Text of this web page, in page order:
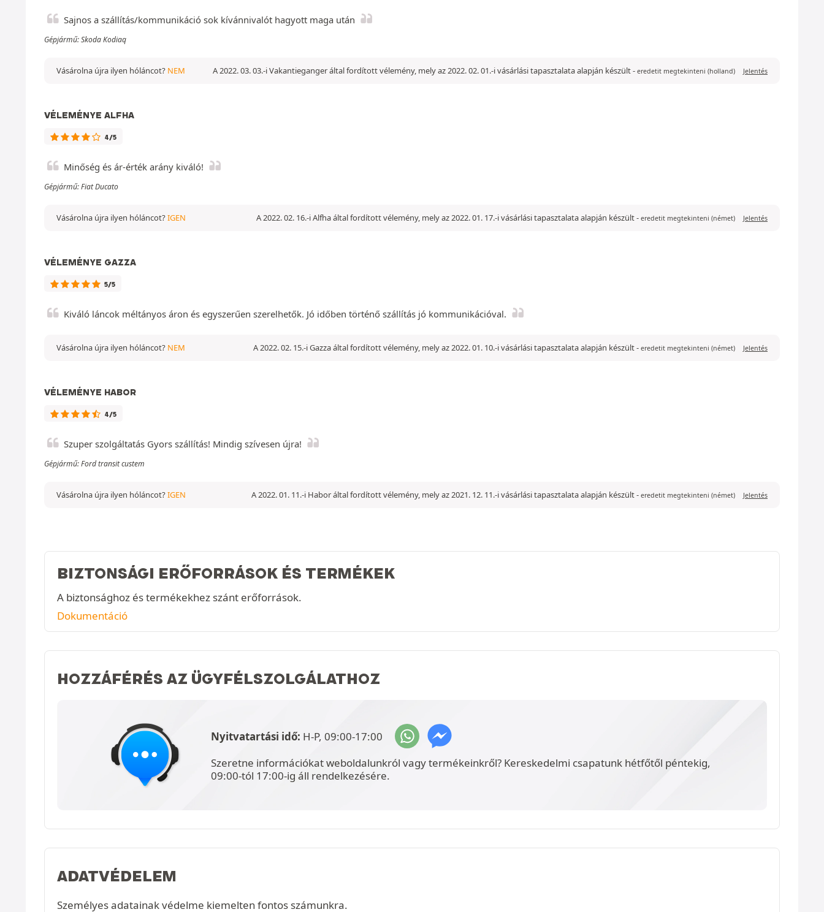
Sajnos a szállítás/kommunikáció sok kívánnivalót hagyott maga után
Gépjármű: Skoda Kodiaq
A 2022. 03. 03.-i Vakantieganger által fordított vélemény, mely az 2022. 02. 01.-i vásárlási tapasztalata alapján készült- eredetit megtekinteni (holland) Jelentés
Vásárolna újra ilyen hóláncot? NEM
VÉLEMÉNYE ALFHA
4/5
Minőség és ár-érték arány kiváló!
Gépjármű: Fiat Ducato
A 2022. 02. 16.-i Alfha által fordított vélemény, mely az 2022. 01. 17.-i vásárlási tapasztalata alapján készült- eredetit megtekinteni (német) Jelentés
Vásárolna újra ilyen hóláncot?IGEN
VÉLEMÉNYE GAZZA
5/5
Kiváló láncok méltányos áron és egyszerűen szerelhetők. Jó időben történő szállítás jó kommunikációval.
A 2022. 02. 15.-i Gazza által fordított vélemény, mely az 2022. 01. 10.-i vásárlási tapasztalata alapján készült- eredetit megtekinteni (német) Jelentés
Vásárolna újra ilyen hóláncot? NEM
VÉLEMÉNYE HABOR
4/5
Szuper szolgáltatás Gyors szállítás! Mindig szívesen újra!
Gépjármű: Ford transit custem
A 2022. 01. 11.-i Habor által fordított vélemény, mely az 2021. 12. 11.-i vásárlási tapasztalata alapján készült- eredetit megtekinteni (német) Jelentés
Vásárolna újra ilyen hóláncot?IGEN
BIZTONSÁGI ERŐFORRÁSOK ÉS TERMÉKEK
A biztonsághoz és termékekhez szánt erőforrások.
Dokumentáció
HOZZÁFÉRÉS AZ ÜGYFÉLSZOLGÁLATHOZ
Nyitvatartási idő: H-P, 09:00-17:00
Szeretne információkat weboldalunkról vagy termékeinkről? Kereskedelmi csapatunk hétfőtől péntekig,
09:00-tól 17:00-ig áll rendelkezésére.
ADATVÉDELEM
Személyes adatainak védelme kiemelten fontos számunkra.